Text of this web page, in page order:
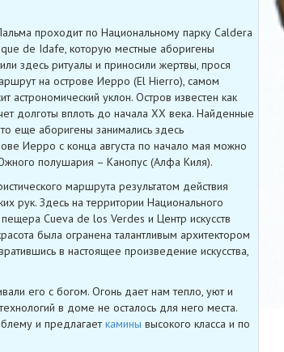
проходит по Национальному парку Caldera
de Idafe, которую местные аборигены
здесь ритуалы и приносили жертвы, прося
на острове Иерро (El Hierro), самом
астрономический уклон. Остров известен как
долготы вплоть до начала XX века. Найденные
еще аборигены занимались здесь
Иерро с конца августа по начало мая можно
полушария – Канопус (Алфа Киля).
маршрута результатом действия
рук. Здесь на территории Национального
Cueva de los Verdes и Центр искусств
была огранена талантливым архитектором
в настоящее произведение искусства,
его с богом. Огонь дает нам тепло, уют и
в доме не осталось для него места.
и предлагаеткамины высокого класса и по